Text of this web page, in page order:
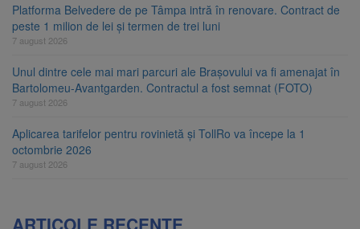
Platforma Belvedere de pe Tâmpa intră în renovare. Contract de
peste 1 milion de lei și termen de trei luni
7 august 2026
Unul dintre cele mai mari parcuri ale Brașovului va fi amenajat în
Bartolomeu-Avantgarden. Contractul a fost semnat (FOTO)
7 august 2026
Aplicarea tarifelor pentru rovinietă și TollRo va începe la 1
octombrie 2026
7 august 2026
ARTICOLE RECENTE